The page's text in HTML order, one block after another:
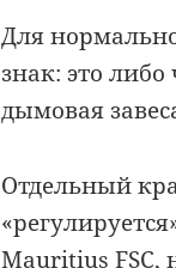
Для
знак: это
дымовая
Отдельный
Mauritius FSC,